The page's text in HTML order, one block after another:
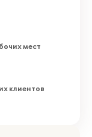
мест
клиентов